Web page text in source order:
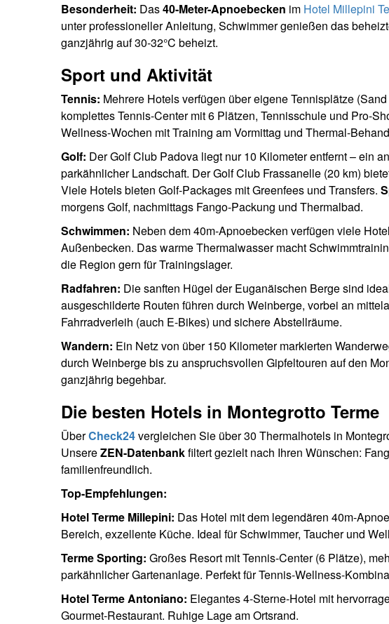
Besonderheit: Das40-Meter-Apnoebecken im Hotel Millepini
unter professioneller Anleitung, Schwimmer genießen das
ganzjährig auf 30-32°C beheizt.
Sport und Aktivität
Tennis: Mehrere Hotels verfügen über eigene Tennisplätze
komplettes Tennis-Center mit 6 Plätzen, Tennisschule und Pro-
Wellness-Wochen mit Training am Vormittag und Thermal-
Golf: Der Golf Club Padova liegt nur 10 Kilometer entfernt – ein
parkähnlicher Landschaft. Der Golf Club Frassanelle (20 km)
Viele Hotels bieten Golf-Packages mit Greenfees und Transfers.
morgens Golf, nachmittags Fango-Packung und Thermalbad.
Schwimmen: Neben dem 40m-Apnoebecken verfügen viele
Außenbecken. Das warme Thermalwasser macht
die Region gern für Trainingslager.
Radfahren: Die sanften Hügel der Euganäischen Berge sind
ausgeschilderte Routen führen durch Weinberge, vorbei an
Fahrradverleih (auch E-Bikes) und sichere Abstellräume.
Wandern: Ein Netz von über 150 Kilometer markierten
durch Weinberge bis zu anspruchsvollen Gipfeltouren auf den
ganzjährig begehbar.
Die besten Hotels in Montegrotto Terme
ÜberCheck24vergleichen Sie über 30 Thermalhotels in
UnsereZEN-Datenbankfiltert gezielt nach Ihren Wünschen:
familienfreundlich.
Top-Empfehlungen:
Hotel Terme Millepini: Das Hotel mit dem legendären 40m-
Bereich, exzellente Küche. Ideal für Schwimmer, Taucher und
Terme Sporting: Großes Resort mit Tennis-Center (6 Plätze),
parkähnlicher Gartenanlage. Perfekt für Tennis-Wellness-
Hotel Terme Antoniano: Elegantes 4-Sterne-Hotel mit
Gourmet-Restaurant. Ruhige Lage am Ortsrand.